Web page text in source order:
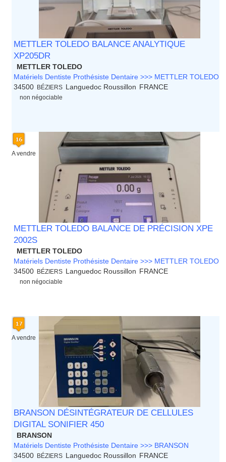
METTLER TOLEDO BALANCE ANALYTIQUE
XP205DR
METTLER TOLEDO
Matériels Dentiste Prothésiste Dentaire >>> METTLER TOLEDO
34500
BÉZIERS Languedoc Roussillon FRANCE
non négociable
A vendre
METTLER TOLEDO BALANCE DE PRÉCISION XPE
2002S
METTLER TOLEDO
Matériels Dentiste Prothésiste Dentaire >>> METTLER TOLEDO
34500
BÉZIERS Languedoc Roussillon FRANCE
non négociable
A vendre
BRANSON DÉSINTÉGRATEUR DE CELLULES
DIGITAL SONIFIER 450
BRANSON
Matériels Dentiste Prothésiste Dentaire >>> BRANSON
34500
BÉZIERS Languedoc Roussillon FRANCE